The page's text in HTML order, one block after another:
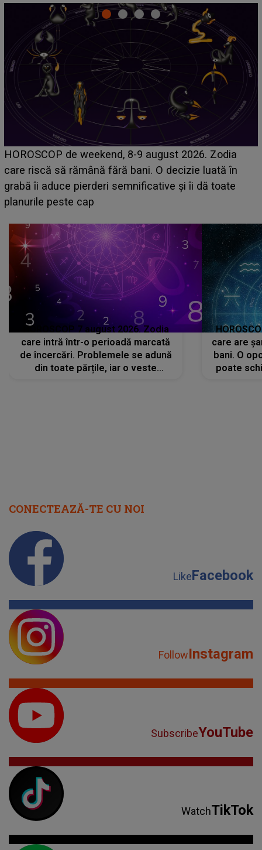
Emanuel a ținut ACEST DETALIU ASCUNS până
acum! În fața Alexandrei, concurentul din Casa Iubirii
face o MĂRTURISIRE NEAȘTEPTATĂ despre mama
sa: "I-am spus și ei în față, eu nu te iubesc pentru
HOROSCOP 7 august 2026. Zodia
care intră într-o perioadă marcată
de încercări. Problemele se adună
din toate părțile, iar o veste
care are
bani. O
poate
CONECTEAZĂ-TE CU NOI
LikeFacebook
FollowInstagram
SubscribeYouTube
WatchTikTok